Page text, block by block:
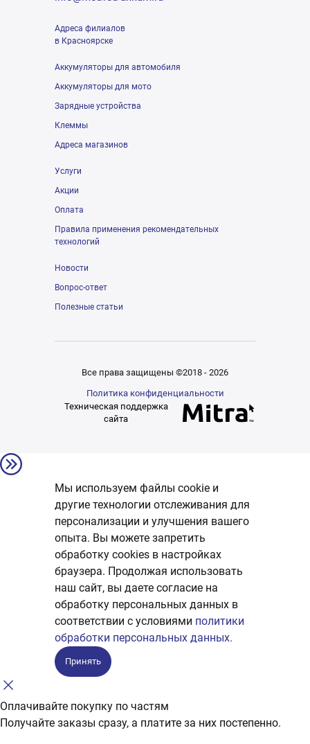
Адреса филиалов
в Красноярске
Аккумуляторы для автомобиля
Аккумуляторы для мото
Зарядные устройства
Клеммы
Адреса магазинов
Услуги
Акции
Оплата
Правила применения рекомендательных
технологий
Новости
Вопрос-ответ
Полезные статьи
Все права защищены ©2018 - 2026
Политика конфиденциальности
Техническая поддержка
сайта
Мы используем файлы cookie и
другие технологии отслеживания для
персонализации и улучшения вашего
опыта. Вы можете запретить
обработку сookies в настройках
браузера. Продолжая использовать
наш сайт, вы даете согласие на
обработку персональных данных в
соответствии с условиями политики
обработки персональных данных.
Принять
Оплачивайте покупку по частям
Получайте заказы сразу, а платите за них постепенно.